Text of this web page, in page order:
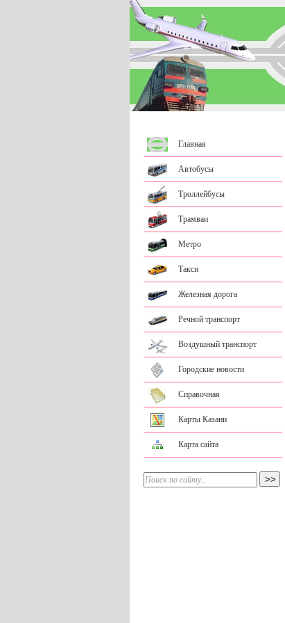
Главная
Автобусы
Троллейбусы
Трамваи
Метро
Такси
Железная дорога
Речной транспорт
Воздушный транспорт
Городские новости
Справочная
Карты Казани
Карта сайта